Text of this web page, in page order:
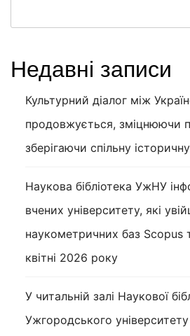
Недавні записи
Культурний діалог між
продовжується, зміцнюючи
зберігаючи спільну
Наукова бібліотека УжНУ
вчених університету, які
наукометричних баз Scopus
квітні 2026 року
У читальній залі Наукової
Ужгородського